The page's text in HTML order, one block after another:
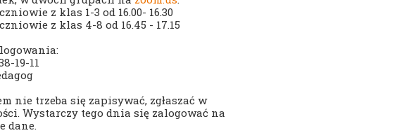
z klas 1-3 od 16.00- 16.30
z klas 4-8 od 16.45 - 17.15
19-11
nie trzeba się zapisywać, zgłaszać w
Wystarczy tego dnia się zalogować na
dane.
Nabór